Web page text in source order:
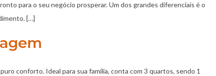
para o seu negócio prosperar. Um dos grandes diferenciais é o
[…]
conforto. Ideal para sua família, conta com 3 quartos, sendo 1